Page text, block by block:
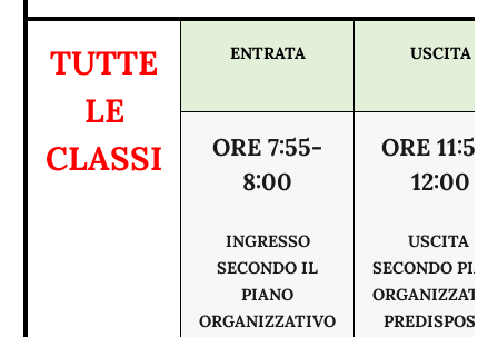
TUTTE
LE
CLASSI
ENTRATA USCITA
ORE 7:55-
8:00
INGRESSO
SECONDO IL
PIANO
ORGANIZZATIVO
ORE
12:00
USCITA
SECONDO
PREDISPOSTO